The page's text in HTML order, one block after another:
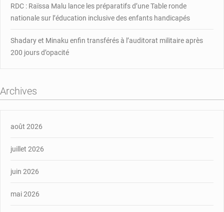
RDC : Raïssa Malu lance les préparatifs d’une Table ronde
nationale sur l’éducation inclusive des enfants handicapés
Shadary et Minaku enfin transférés à l’auditorat militaire après
200 jours d’opacité
Archives
août 2026
juillet 2026
juin 2026
mai 2026